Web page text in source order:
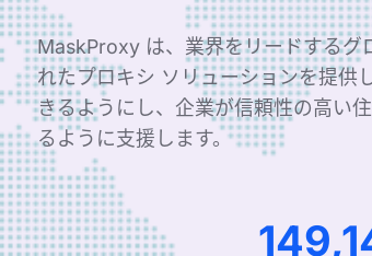
MaskProxy は、業界をリードするグ
れたプロキシ ソリューションを提供
きるようにし、企業が信頼性の高い
るように支援します。